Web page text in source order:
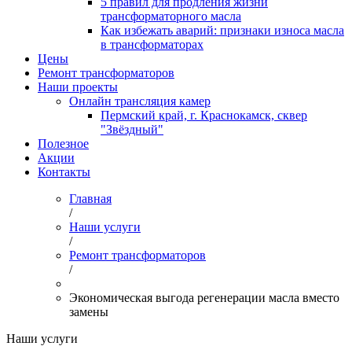
трансформаторного масла
Как избежать аварий: признаки износа масла
в трансформаторах
Цены
Ремонт трансформаторов
Наши проекты
Онлайн трансляция камер
Пермский край, г. Краснокамск, сквер
"Звёздный"
Полезное
Акции
Контакты
Главная
/
Наши услуги
/
Ремонт трансформаторов
/
Экономическая выгода регенерации масла вместо
замены
Наши услуги